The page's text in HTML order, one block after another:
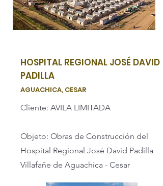
HOSPITAL REGIONAL JOSÉ DAVID
PADILLA
AGUACHICA, CESAR
Cliente: AVILA LIMITADA
Objeto: Obras de Construcción del
Hospital Regional José David Padilla
Villafañe de Aguachica - Cesar